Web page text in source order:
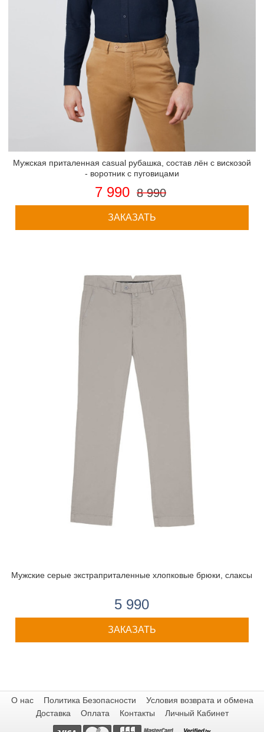
Мужская приталенная casual рубашка, состав лён с вискозой
- воротник с пуговицами
7 990 8 990
ЗАКАЗАТЬ
Мужские серые экстраприталенные хлопковые брюки, слаксы
5 990
ЗАКАЗАТЬ
О нас Политика Безопасности
Условия возврата и обмена
Доставка
Оплата Контакты Личный Кабинет